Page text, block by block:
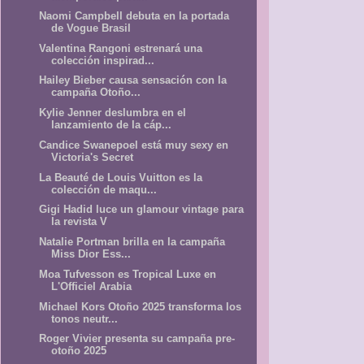
Naomi Campbell debuta en la portada
de Vogue Brasil
Valentina Rangoni estrenará una
colección inspirad...
Hailey Bieber causa sensación con la
campaña Otoño...
Kylie Jenner deslumbra en el
lanzamiento de la cáp...
Candice Swanepoel está muy sexy en
Victoria's Secret
La Beauté de Louis Vuitton es la
colección de maqu...
Gigi Hadid luce un glamour vintage para
la revista V
Natalie Portman brilla en la campaña
Miss Dior Ess...
Moa Tufvesson es Tropical Luxe en
L'Officiel Arabia
Michael Kors Otoño 2025 transforma los
tonos neutr...
Roger Vivier presenta su campaña pre-
otoño 2025